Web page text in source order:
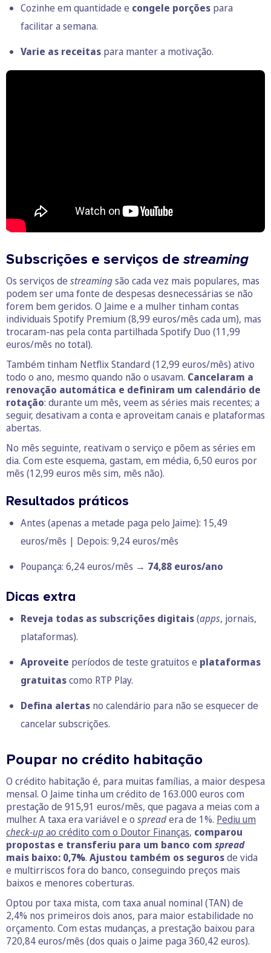
Cozinhe em quantidade e congele porções para
facilitar a semana.
Varie as receitas para manter a motivação.
Subscrições e serviços de streaming
Os serviços de streamingsão cada vez mais populares, mas
podem ser uma fonte de despesas desnecessárias se não
forem bem geridos. O Jaime e a mulher tinham contas
individuais Spotify Premium (8,99 euros/mês cada um), mas
trocaram-nas pela conta partilhada Spotify Duo (11,99
euros/mês no total).
Também tinham Netflix Standard (12,99 euros/mês) ativo
todo o ano, mesmo quando não o usavam. Cancelaram a
renovação automática e definiram um calendário de
rotação: durante um mês, veem as séries mais recentes; a
seguir, desativam a conta e aproveitam canais e plataformas
abertas.
No mês seguinte, reativam o serviço e põem as séries em
dia. Com este esquema, gastam, em média, 6,50 euros por
mês (12,99 euros mês sim, mês não).
Resultados práticos
Antes (apenas a metade paga pelo Jaime): 15,49
euros/mês | Depois: 9,24 euros/mês
Poupança: 6,24 euros/mês → 74,88 euros/ano
Dicas extra
Reveja todas as subscrições digitais(apps, jornais,
plataformas).
Aproveite períodos de teste gratuitos e plataformas
gratuitascomo RTP Play.
Defina alertas no calendário para não se esquecer de
cancelar subscrições.
Poupar no crédito habitação
O crédito habitação é, para muitas famílias, a maior despesa
mensal. O Jaime tinha um crédito de 163.000 euros com
prestação de 915,91 euros/mês, que pagava a meias com a
mulher. A taxa era variável e o spreadera de 1%. Pediu um
check-up ao crédito com o Doutor Finanças, comparou
propostas e transferiu para um banco com spread
mais baixo: 0,7%. Ajustou também os segurosde vida
e multirriscos fora do banco, conseguindo preços mais
baixos e menores coberturas.
Optou por taxa mista, com taxa anual nominal (TAN) de
2,4% nos primeiros dois anos, para maior estabilidade no
orçamento. Com estas mudanças, a prestação baixou para
720,84 euros/mês (dos quais o Jaime paga 360,42 euros).